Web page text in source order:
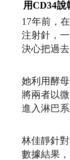
用CD34說
17年前，
注射針，
決心把過
她利用酵
將兩者以
進入淋巴
林佳靜針
數據結果